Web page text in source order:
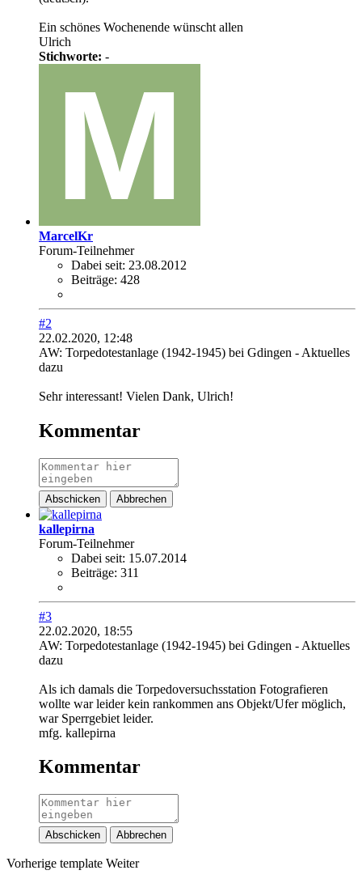
Ein schönes Wochenende wünscht allen
Ulrich
Stichworte: -
MarcelKr
Forum-Teilnehmer
Dabei seit: 23.08.2012
Beiträge: 428
#2
22.02.2020, 12:48
AW: Torpedotestanlage (1942-1945) bei Gdingen - Aktuelles
dazu
Sehr interessant! Vielen Dank, Ulrich!
Kommentar
Abschicken Abbrechen
kallepirna
Forum-Teilnehmer
Dabei seit: 15.07.2014
Beiträge: 311
#3
22.02.2020, 18:55
AW: Torpedotestanlage (1942-1945) bei Gdingen - Aktuelles
dazu
Als ich damals die Torpedoversuchsstation Fotografieren
wollte war leider kein rankommen ans Objekt/Ufer möglich,
war Sperrgebiet leider.
mfg. kallepirna
Kommentar
Abschicken Abbrechen
Vorherige template Weiter